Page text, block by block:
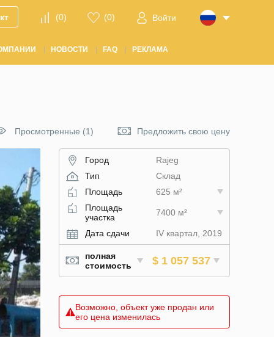
(0) (0) Войти
НОВОСТИ FAQ РЕКЛАМА
Просмотренные (1) Предложить свою цену
Город
Rajeg
Тип
Склад
Площадь
625 м²
Площадь
участка
7400 м²
Дата сдачи IV квартал, 2019
полная
стоимость
$ 1 057 537
Возможно, объект уже продан или
его цена изменилась